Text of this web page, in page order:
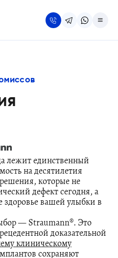
лежит единственный
на десятилетия
которые не
дефект сегодня, а
здоровье вашей улыбки в
— Straumann®. Это
доказательной
клиническому
сохраняют